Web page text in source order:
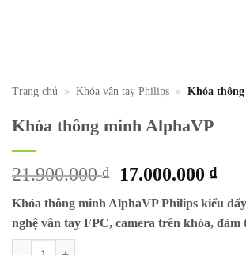
Trang chủ » Khóa vân tay Philips » Khóa
Khóa thông minh AlphaVP
21.900.000₫
Giá
là:
21.900.000 ₫.
17.000.000₫Giá
tại
là:
Khóa thông minh AlphaVPPhilips kiểu
nghệ vân tay FPC, camera trên khóa, đàm